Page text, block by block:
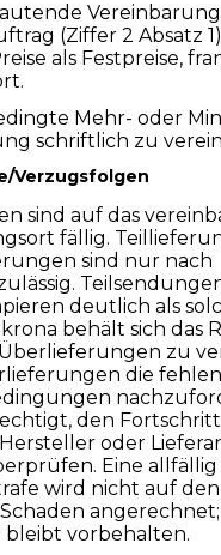
(Ziffer 2 Absatz
als Festpreise,
Mehr- oder
schriftlich zu
Verzugsfolgen
sind auf das
fällig.
sind nur nach
deutlich als
behält sich das
zu
die
den
oder
Eine
wird nicht auf den
bleibt vorbehalten.